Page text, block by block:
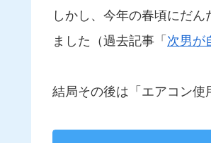
しかし、今年の春頃にだ
ました（過去記事「 次男が
結局その後は「エアコン使